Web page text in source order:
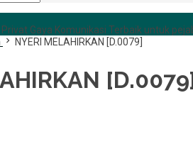
Gaya Komunikasi Terbaik untuk
NYERI MELAHIRKAN [D.0079]